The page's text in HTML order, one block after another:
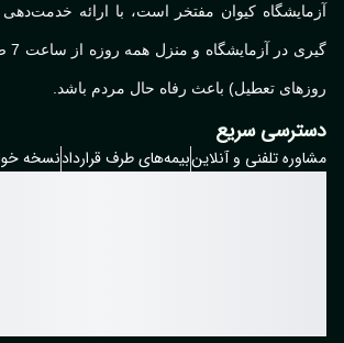
کیوان مفتخر است، با ارائه خدمت‌دهی آنلاین
تعطیل) باعث رفاه حال مردم باشد.
سریع
تلفنی و آنلاینبیمه‌های طرف قراردادنسخه خوانی